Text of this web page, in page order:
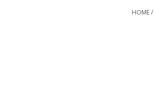
HOME/